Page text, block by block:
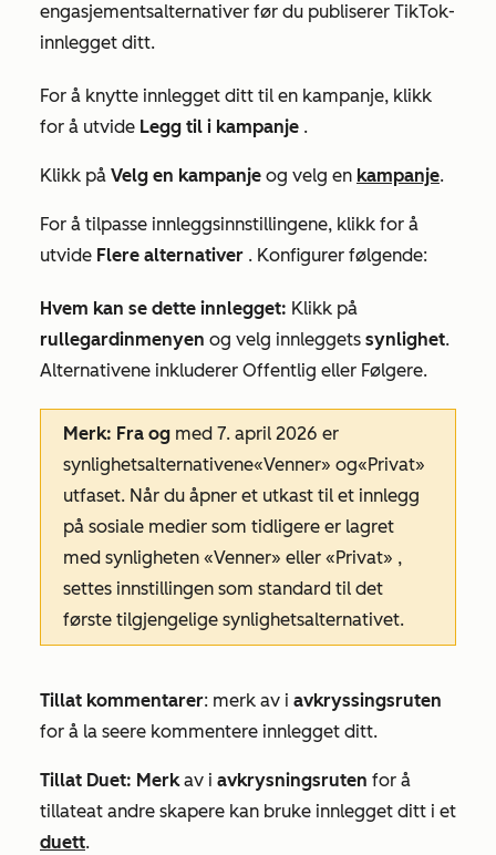
engasjementsalternativer før du publiserer TikTok-
innlegget ditt.
For å knytte innlegget ditt til en kampanje, klikk
for å utvide Legg til i kampanje .
Klikk på Velg en kampanje og velg en kampanje.
For å tilpasse innleggsinnstillingene, klikk for å
utvide Flere alternativer . Konfigurer følgende:
Hvem kan se dette innlegget: Klikk på
rullegardinmenyen og velg innleggets synlighet.
Alternativene inkluderer Offentlig eller Følgere.
Merk: Fra og med 7. april 2026 er
synlighetsalternativene«Venner» og«Privat»
utfaset. Når du åpner et utkast til et innlegg
på sosiale medier som tidligere er lagret
med synligheten «Venner» eller «Privat» ,
settes innstillingen som standard til det
første tilgjengelige synlighetsalternativet.
Tillat kommentarer: merk av i avkryssingsruten
for å la seere kommentere innlegget ditt.
Tillat Duet: Merkav i avkrysningsruten for å
tillateat andre skapere kan bruke innlegget ditt i et
duett.